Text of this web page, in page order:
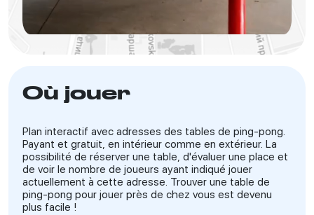
Où jouer
Plan interactif avec adresses des tables de ping-pong.
Payant et gratuit, en intérieur comme en extérieur. La
possibilité de réserver une table, d'évaluer une place et
de voir le nombre de joueurs ayant indiqué jouer
actuellement à cette adresse. Trouver une table de
ping-pong pour jouer près de chez vous est devenu
plus facile !